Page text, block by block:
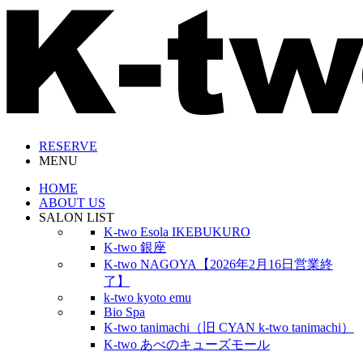
RESERVE
MENU
HOME
ABOUT US
SALON LIST
K-two Esola IKEBUKURO
K-two 銀座
K-two NAGOYA【2026年2月16日営業終
了】
k-two kyoto emu
Bio Spa
K-two tanimachi（旧 CYAN k-two tanimachi）
K-two あべのキューズモール